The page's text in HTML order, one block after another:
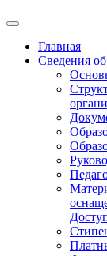
Главная
Сведения